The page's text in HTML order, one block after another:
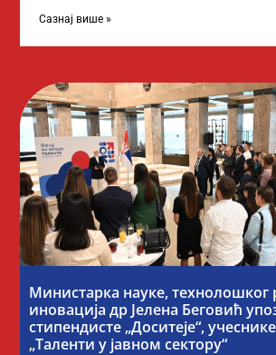
стипендије од
Сазнај више »
Министарка науке, технолошког
иновација др Јелена Беговић
стипендисте „Доситеје“,
„Таленти у јавном сектору“